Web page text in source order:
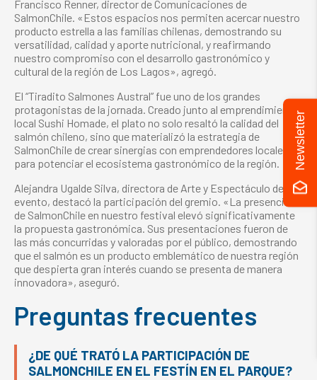
Francisco Renner, director de Comunicaciones de
SalmonChile. «Estos espacios nos permiten acercar nuestro
producto estrella a las familias chilenas, demostrando su
versatilidad, calidad y aporte nutricional, y reafirmando
nuestro compromiso con el desarrollo gastronómico y
cultural de la región de Los Lagos», agregó.
El “Tiradito Salmones Austral” fue uno de los grandes
protagonistas de la jornada. Creado junto al emprendimiento
local Sushi Homade, el plato no solo resaltó la calidad del
salmón chileno, sino que materializó la estrategia de
SalmonChile de crear sinergias con emprendedores locales
para potenciar el ecosistema gastronómico de la región.
Alejandra Ugalde Silva, directora de Arte y Espectáculo del
evento, destacó la participación del gremio. «La presencia
de SalmonChile en nuestro festival elevó significativamente
la propuesta gastronómica. Sus presentaciones fueron de
las más concurridas y valoradas por el público, demostrando
que el salmón es un producto emblemático de nuestra región
que despierta gran interés cuando se presenta de manera
innovadora», aseguró.
Preguntas frecuentes
¿DE QUÉ TRATÓ LA PARTICIPACIÓN DE
SALMONCHILE EN EL FESTÍN EN EL PARQUE?
Newsletter